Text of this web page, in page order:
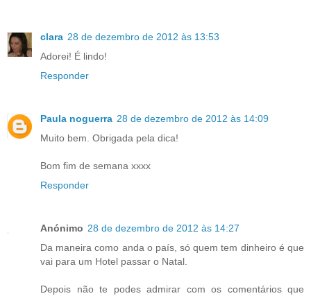
clara 28 de dezembro de 2012 às 13:53
Adorei! É lindo!
Responder
Paula noguerra 28 de dezembro de 2012 às 14:09
Muito bem. Obrigada pela dica!
Bom fim de semana xxxx
Responder
Anónimo 28 de dezembro de 2012 às 14:27
Da maneira como anda o país, só quem tem dinheiro é que
vai para um Hotel passar o Natal.
Depois não te podes admirar com os comentários que